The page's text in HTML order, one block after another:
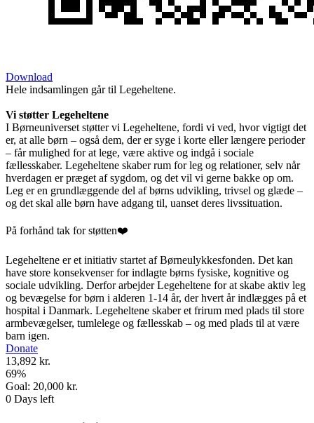
Download
Hele indsamlingen går til Legeheltene.
Vi støtter Legeheltene
I Børneuniverset støtter vi Legeheltene, fordi vi ved, hvor vigtigt det
er, at alle børn – også dem, der er syge i korte eller længere perioder
– får mulighed for at lege, være aktive og indgå i sociale
fællesskaber. Legeheltene skaber rum for leg og relationer, selv når
hverdagen er præget af sygdom, og det vil vi gerne bakke op om.
Leg er en grundlæggende del af børns udvikling, trivsel og glæde –
og det skal alle børn have adgang til, uanset deres livssituation.
På forhånd tak for støtten❤️
Legeheltene er et initiativ startet af Børneulykkesfonden. Det kan
have store konsekvenser for indlagte børns fysiske, kognitive og
sociale udvikling. Derfor arbejder Legeheltene for at skabe aktiv leg
og bevægelse for børn i alderen 1-14 år, der hvert år indlægges på et
hospital i Danmark. Legeheltene skaber et frirum med plads til store
armbevægelser, tumlelege og fællesskab – og med plads til at være
barn igen.
Donate
13,892 kr.
69%
Goal: 20,000 kr.
0 Days left